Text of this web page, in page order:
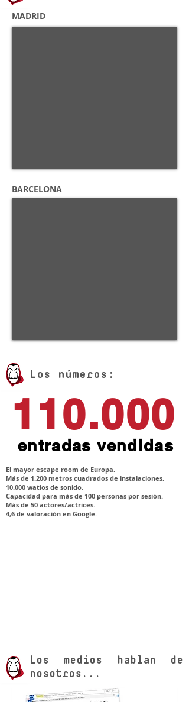
MADRID
BARCELONA
Los números:
110.000
entradas vendidas
El mayor escape room de Europa.
Más de 1.200 metros cuadrados de instalaciones.
10.000 watios de sonido.
Capacidad para más de 100 personas por sesión.
Más de 50 actores/actrices.
4,6 de valoración en Google.
Los medios hablan de
nosotros...